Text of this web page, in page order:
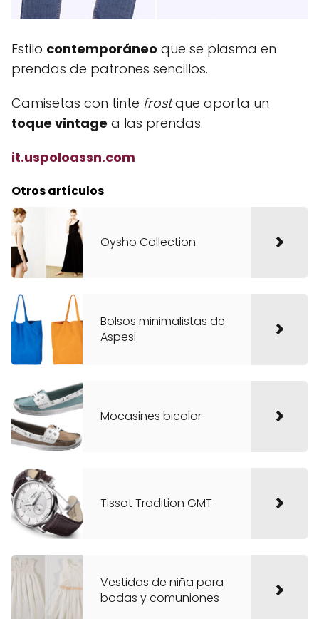
Estilo contemporáneo que se plasma en
prendas de patrones sencillos.
Camisetas con tinte frostque aporta un
toque vintage a las prendas.
it.uspoloassn.com
Otros artículos
Oysho Collection
Bolsos minimalistas de
Aspesi
Mocasines bicolor
Tissot Tradition GMT
Vestidos de niña para
bodas y comuniones